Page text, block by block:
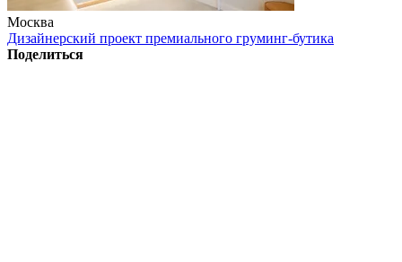
Москва
Дизайнерский проект премиального груминг-бутика
Поделиться